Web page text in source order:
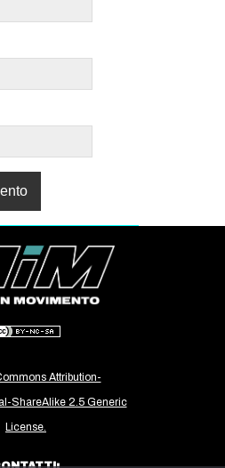
Attribution-
ShareAlike 2.5 Generic
License.